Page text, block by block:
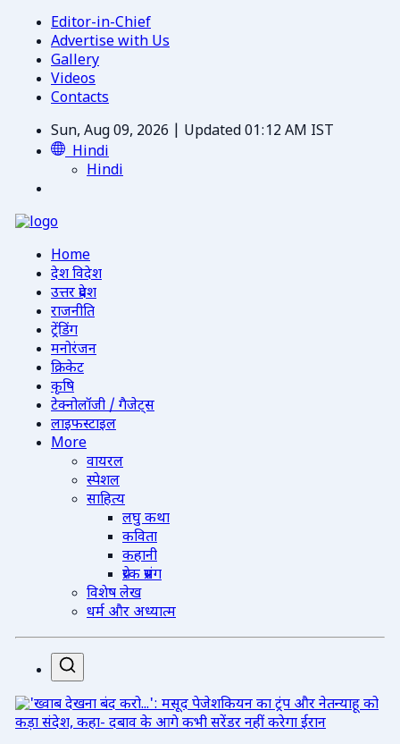
Editor-in-Chief
Advertise with Us
Gallery
Videos
Contacts
Sun, Aug 09, 2026 | Updated 01:12 AM IST
Hindi
Hindi
Home
देश विदेश
उत्तर प्रदेश
राजनीति
ट्रेंडिंग
मनोरंजन
क्रिकेट
कृषि
टेक्नोलॉजी / गैजेट्स
लाइफस्टाइल
More
वायरल
स्पेशल
साहित्य
लघु कथा
कविता
कहानी
प्रेरक प्रसंग
विशेष लेख
धर्म और अध्यात्म